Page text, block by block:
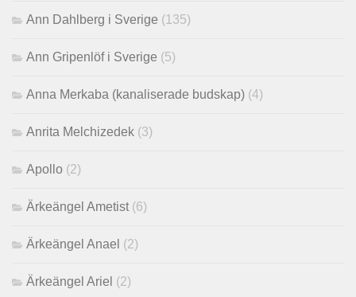
Ann Dahlberg i Sverige (135)
Ann Gripenlöf i Sverige (5)
Anna Merkaba (kanaliserade budskap) (4)
Anrita Melchizedek (3)
Apollo (2)
Ärkeängel Ametist (6)
Ärkeängel Anael (2)
Ärkeängel Ariel (2)